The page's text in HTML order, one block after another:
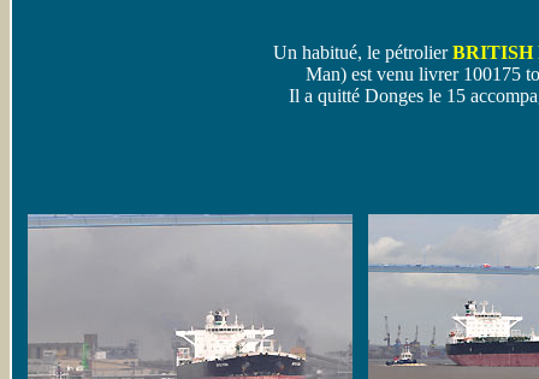
Un habitué, le pétrolierBRITISH
Man) est venu livrer 100175
Il a quitté Donges le 15